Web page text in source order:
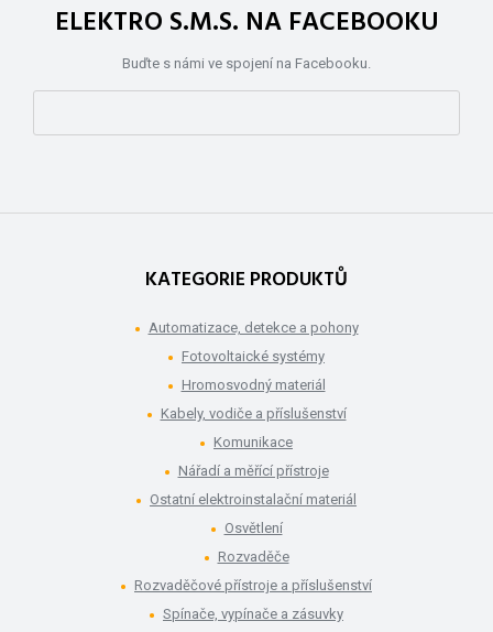
ELEKTRO S.M.S. NA FACEBOOKU
Buďte s námi ve spojení na Facebooku.
KATEGORIE PRODUKTŮ
Automatizace, detekce a pohony
Fotovoltaické systémy
Hromosvodný materiál
Kabely, vodiče a příslušenství
Komunikace
Nářadí a měřící přístroje
Ostatní elektroinstalační materiál
Osvětlení
Rozvaděče
Rozvaděčové přístroje a příslušenství
Spínače, vypínače a zásuvky